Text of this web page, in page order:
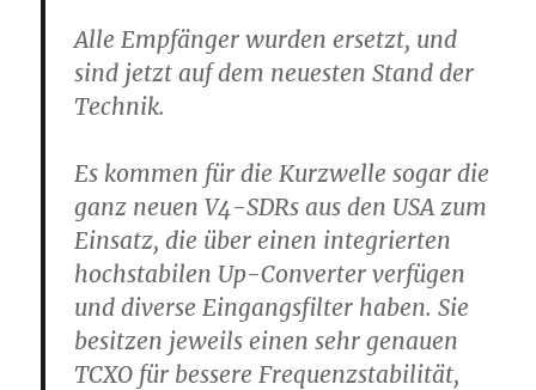
Alle Empfänger wurden ersetzt, und
sind jetzt auf dem neuesten Stand der
Technik.
Es kommen für die Kurzwelle sogar die
ganz neuen V4-SDRs aus den USA zum
Einsatz, die über einen integrierten
hochstabilen Up-Converter verfügen
und diverse Eingangsfilter haben. Sie
besitzen jeweils einen sehr genauen
TCXO für bessere Frequenzstabilität,